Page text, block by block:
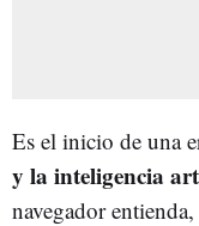
Es el inicio de una
y la inteligencia
navegador